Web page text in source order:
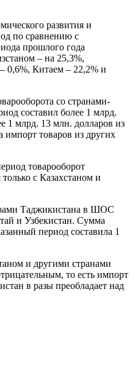
развития и
по сравнению с
прошлого года
– на 25,3%,
0,6%, Китаем – 22,2% и
со странами-
составил более 1 млрд.
1 млрд. 13 млн. долларов из
импорт товаров из других
товарооборот
с Казахстаном и
Таджикистана в ШОС
и Узбекистан. Сумма
период составила 1
и другими странами
то есть импорт
в разы преобладает над